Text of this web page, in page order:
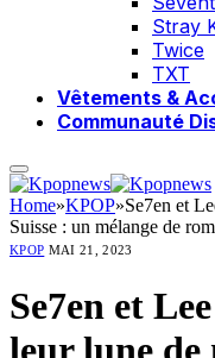
Stray
Twice
TXT
Vêtements &
Communauté
Home»KPOP»Se7en et
Suisse : un mélange de
KPOP MAI 21, 2023
Se7en et